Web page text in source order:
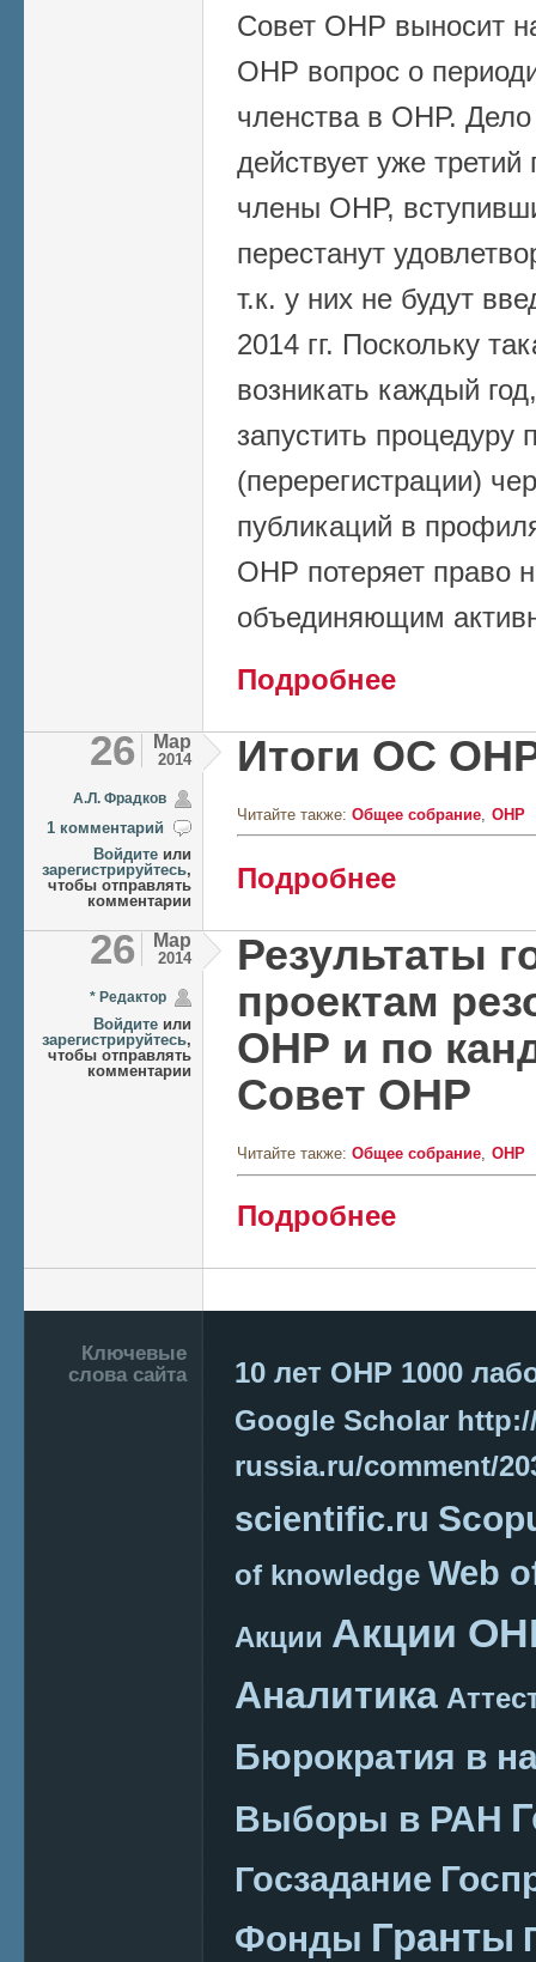
Совет ОНР выносит
ОНР вопрос о
членства в ОНР.
действует уже
члены ОНР,
перестанут
т.к. у них не будут
2014 гг. Поскольку
возникать каждый
запустить процедуру
(перерегистрации)
публикаций в
ОНР потеряет право
объединяющим
Подробнее
26 Мар
2014
А.Л. Фрадков
1 комментарий
Войдите или
зарегистрируйтесь,
чтобы отправлять
комментарии
Итоги ОС
Читайте также: Общее собрание ОНР
Подробнее
26 Мар
2014
* Редактор
Войдите или
зарегистрируйтесь,
чтобы отправлять
комментарии
Результаты
проектам
ОНР и по
Совет ОНР
Читайте также: Общее собрание ОНР
Подробнее
Подвал
Ключевые
слова сайта
10 лет ОНР 1000
Google Scholar
russia.ru/comment/
scientific.ru
of knowledge Web
Акции Акции
Аналитика
Бюрократия в
Выборы в РАН
Госзадание
Фонды Гранты